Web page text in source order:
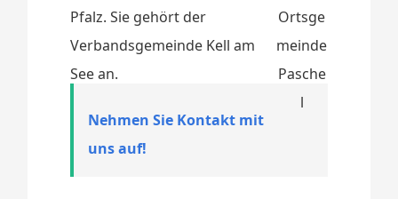
Pfalz. Sie gehört der
Verbandsgemeinde Kell am
See an.
Nehmen Sie Kontakt mit
uns auf!